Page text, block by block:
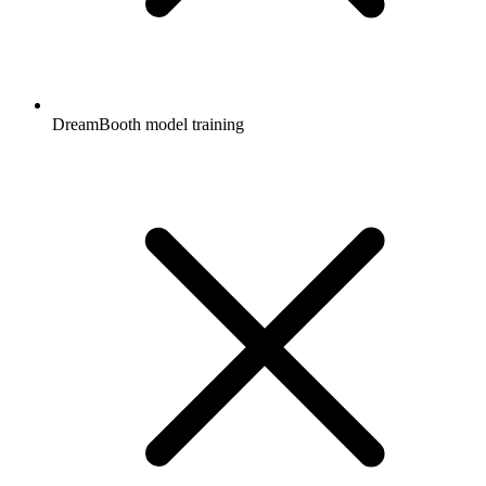
DreamBooth model training